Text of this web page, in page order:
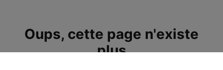
Oups, cette page n'existe
plus